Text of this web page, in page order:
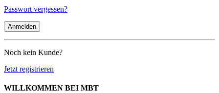
Passwort vergessen?
Noch kein Kunde?
Jetzt registrieren
WILLKOMMEN BEI MBT